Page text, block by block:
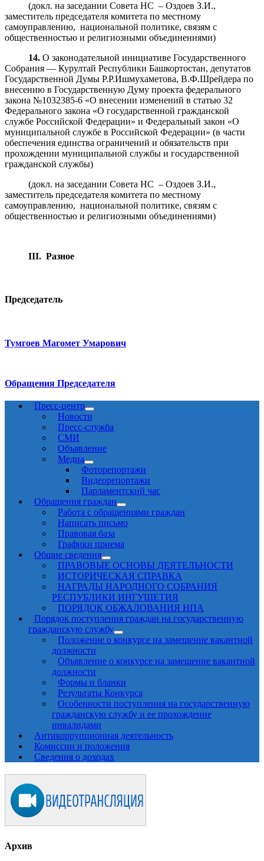
(докл. на заседании Совета НС – Оздоев З.И.,
заместитель председателя комитета по местному
самоуправлению, национальной политике, связям с
общественностью и религиозными объединениями)
14. О законодательной инициативе Государственного
Собрания — Курултай Республики Башкортостан, депутатов
Государственной Думы Р.Р.Ишмухаметова, В.Ф.Шрейдера по
внесению в Государственную Думу проекта федерального
закона №1032385-6 «О внесении изменений в статью 32
Федерального закона «О государственной гражданской
службе Российской Федерации» и Федеральный закон «О
муниципальной службе в Российской Федерации» (в части
обеспечения единства ограничений и обязательств при
прохождении муниципальной службы и государственной
гражданской службы)
(докл. на заседании Совета НС – Оздоев З.И.,
заместитель председателя комитета по местному
самоуправлению, национальной политике, связям с
общественностью и религиозными объединениями)
III. Разное
Председатель
Тумгоев Магомет Умарович
Обращения Председателя
Пресс-центр
Новости
Пресс-служба
СМИ
Объявление
Медиа
Фоторепортажи
Видеорепортажи
Парламентский час
Обращения граждан
Работа с обращениями граждан
Написать письмо
Правовая база
Графики приема
Общие сведения
ПРАВОВЫЕ ОСНОВЫ ДЕЯТЕЛЬНОСТИ
ИСТОРИЧЕСКАЯ СПРАВКА
НАГРАДЫ НАРОДНОГО СОБРАНИЯ
РЕСПУБЛИКИ ИНГУШЕТИЯ
ПОРЯДОК ОБЖАЛОВАНИЯ НПА
Порядок поступления граждан на государственную
гражданскую службу
Положение о конкурсе на замещение вакантной
должности
Объявление о конкурсе на замещение вакантной
должности
Формы и бланки
Результаты Конкурса
Особенности поступления на государственную
гражданскую службу и ее прохождение
инвалидами
Антикоррупционная деятельность
Комиссии и положения
Сведения о доходах
Архив